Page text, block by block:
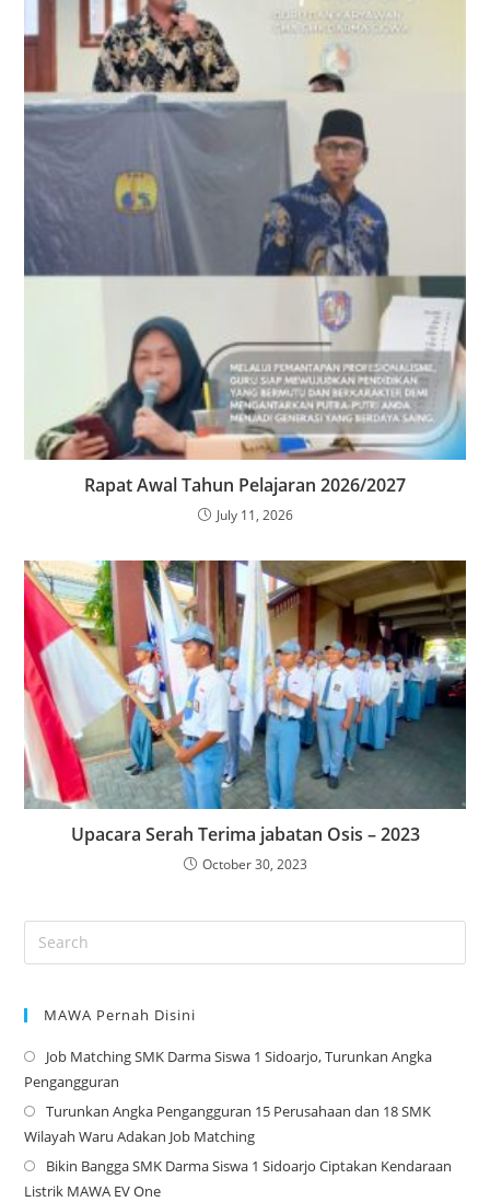
Rapat Awal Tahun Pelajaran 2026/2027
July 11, 2026
Upacara Serah Terima jabatan Osis – 2023
October 30, 2023
MAWA Pernah Disini
Job Matching SMK Darma Siswa 1 Sidoarjo, Turunkan Angka
Pengangguran
Turunkan Angka Pengangguran 15 Perusahaan dan 18 SMK
Wilayah Waru Adakan Job Matching
Bikin Bangga SMK Darma Siswa 1 Sidoarjo Ciptakan Kendaraan
Listrik MAWA EV One